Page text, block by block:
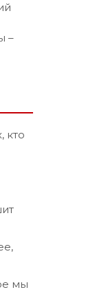
–
кто
мы